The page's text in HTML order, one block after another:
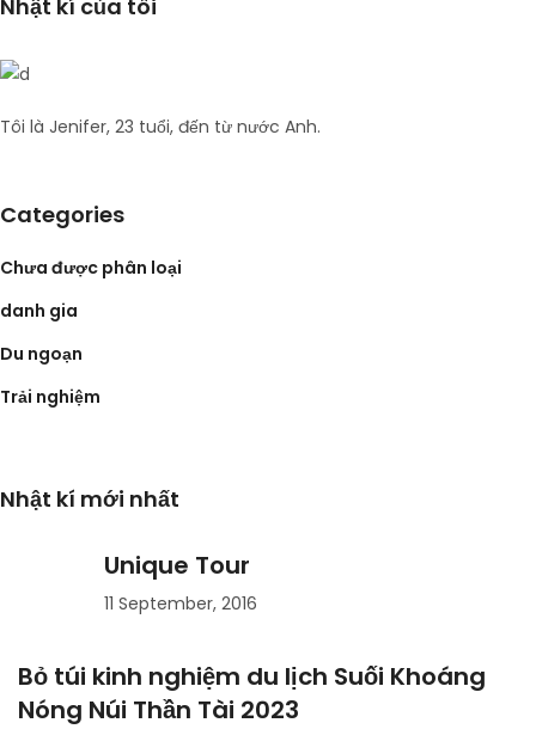
Nhật kí của tôi
Tôi là Jenifer, 23 tuổi, đến từ nước Anh.
Categories
Chưa được phân loại
danh gia
Du ngoạn
Trải nghiệm
Nhật kí mới nhất
Unique Tour
11 September, 2016
Bỏ túi kinh nghiệm du lịch Suối Khoáng
Nóng Núi Thần Tài 2023